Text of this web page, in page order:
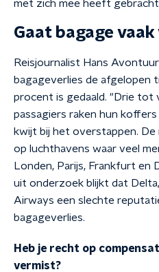
met zich mee heeft
Gaat bagage vaak
Reisjournalist Hans
bagageverlies de afgelopen
procent is gedaald. "Drie tot
passagiers raken hun
kwijt bij het overstappen.
op luchthavens waar veel
Londen, Parijs, Frankfurt en
uit onderzoek blijkt dat
Airways een slechte
bagageverlies.
Heb je recht op
vermist?